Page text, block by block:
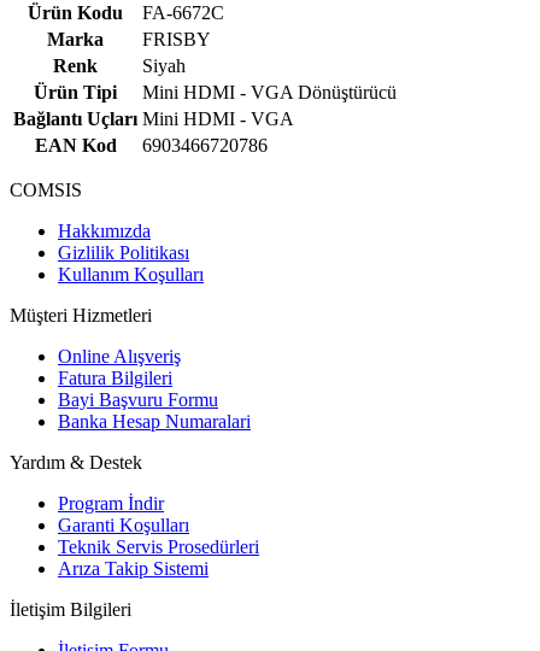
Ürün Kodu
FA-6672C
Marka
FRISBY
Renk
Siyah
Ürün Tipi
Mini HDMI - VGA Dönüştürücü
Bağlantı Uçları Mini HDMI - VGA
EAN Kod
6903466720786
COMSIS
Hakkımızda
Gizlilik Politikası
Kullanım Koşulları
Müşteri Hizmetleri
Online Alışveriş
Fatura Bilgileri
Bayi Başvuru Formu
Banka Hesap Numaralari
Yardım & Destek
Program İndir
Garanti Koşulları
Teknik Servis Prosedürleri
Arıza Takip Sistemi
İletişim Bilgileri